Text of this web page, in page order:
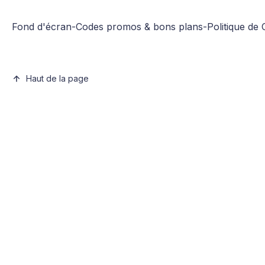
Fond d'écran-Codes promos & bons plans-Politique de
Haut de la page